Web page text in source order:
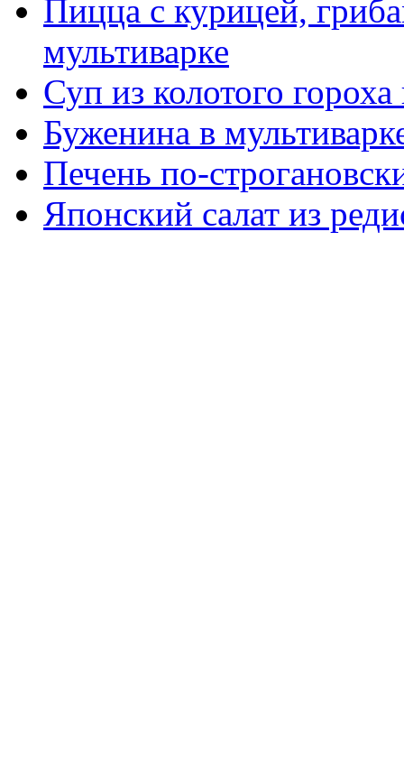
Пицца с курицей,
мультиварке
Суп из колотого
Буженина в
Печень по-
Японский салат из